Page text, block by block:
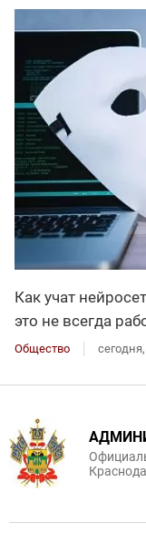
Как учат
это не всегда
Общество